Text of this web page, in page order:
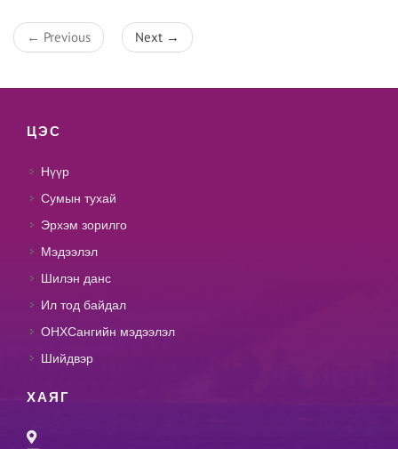
← Previous Next →
ЦЭС
Нүүр
Сумын тухай
Эрхэм зорилго
Мэдээлэл
Шилэн данс
Ил тод байдал
ОНХСангийн мэдээлэл
Шийдвэр
ХАЯГ